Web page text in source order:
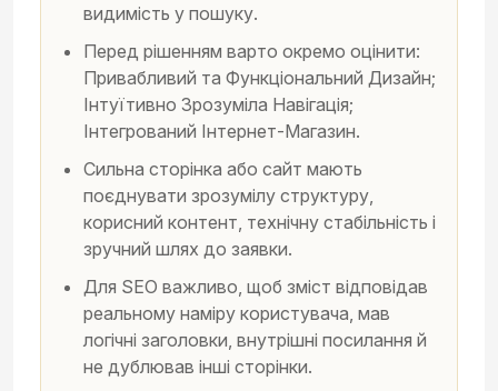
видимість у пошуку.
Перед рішенням варто окремо оцінити:
Привабливий та Функціональний Дизайн;
Інтуїтивно Зрозуміла Навігація;
Інтегрований Інтернет-Магазин.
Сильна сторінка або сайт мають
поєднувати зрозумілу структуру,
корисний контент, технічну стабільність і
зручний шлях до заявки.
Для SEO важливо, щоб зміст відповідав
реальному наміру користувача, мав
логічні заголовки, внутрішні посилання й
не дублював інші сторінки.